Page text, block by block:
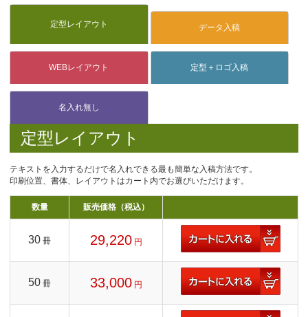
定型レイアウト
テキストを入力するだけで名入れできる最も簡単な入稿方法です。
印刷位置、書体、レイアウトはカート内でお選びいただけます。
数量 販売価格（税込）
30 冊 29,220 円
50 冊 33,000 円